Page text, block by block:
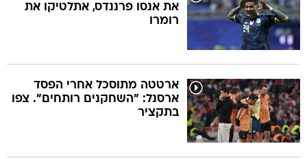
את אנסו פרננדס, אתלטיקו את
רומרו
ארטטה מתוסכל אחרי הפסד
ארסנל: "השחקנים רותחים". צפו
בתקציר